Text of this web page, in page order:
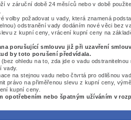
v záruční době 24 měsíců nebo v době
volby požadovat u vady, která znamená
odstranění vady dodáním nové věci bez
z kupní ceny, vrácení kupní ceny na
porušující smlouvu již při uzavření
by toto porušení předvídala.
ohledu na to, zda jde o vadu odstranitelnou
vady.
na stejnou vadu nebo čtvrtá pro odlišnou
právo na přiměřenou slevu z kupní ceny,
kupní ceny.
opotřebením nebo špatným užíváním v